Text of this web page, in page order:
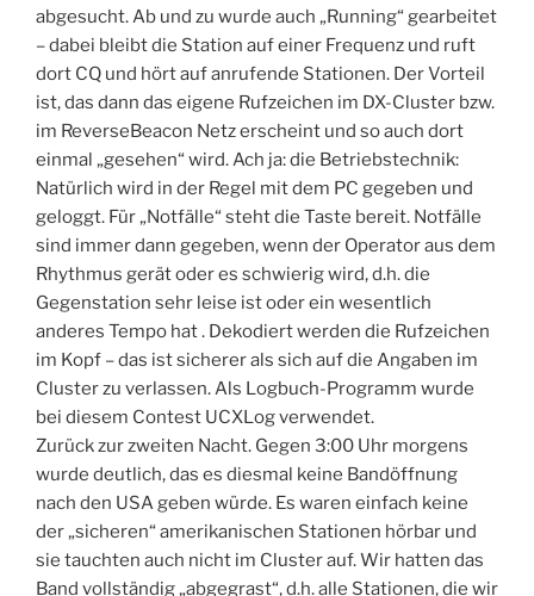
abgesucht. Ab und zu wurde auch „Running“ gearbeitet
– dabei bleibt die Station auf einer Frequenz und ruft
dort CQ und hört auf anrufende Stationen. Der Vorteil
ist, das dann das eigene Rufzeichen im DX-Cluster bzw.
im ReverseBeacon Netz erscheint und so auch dort
einmal „gesehen“ wird. Ach ja: die Betriebstechnik:
Natürlich wird in der Regel mit dem PC gegeben und
geloggt. Für „Notfälle“ steht die Taste bereit. Notfälle
sind immer dann gegeben, wenn der Operator aus dem
Rhythmus gerät oder es schwierig wird, d.h. die
Gegenstation sehr leise ist oder ein wesentlich
anderes Tempo hat . Dekodiert werden die Rufzeichen
im Kopf – das ist sicherer als sich auf die Angaben im
Cluster zu verlassen. Als Logbuch-Programm wurde
bei diesem Contest UCXLog verwendet.
Zurück zur zweiten Nacht. Gegen 3:00 Uhr morgens
wurde deutlich, das es diesmal keine Bandöffnung
nach den USA geben würde. Es waren einfach keine
der „sicheren“ amerikanischen Stationen hörbar und
sie tauchten auch nicht im Cluster auf. Wir hatten das
Band vollständig „abgegrast“, d.h. alle Stationen, die wir